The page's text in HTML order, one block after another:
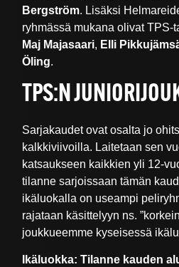
Bergström. Lisäksi
ryhmässä mukana olivat TPS-
Maj Majasaari, Elli
Öling.
TPS:N
Sarjakaudet ovat osalta jo
kalkkiviivoilla. Laitetaan sen
katsaukseen kaikkien yli 12-
tilanne sarjoissaan tämän
ikäluokalla on useampi
rajataan käsittelyyn ns.
joukkueemme kyseisessä
Ikäluokka: Tilanne kauden